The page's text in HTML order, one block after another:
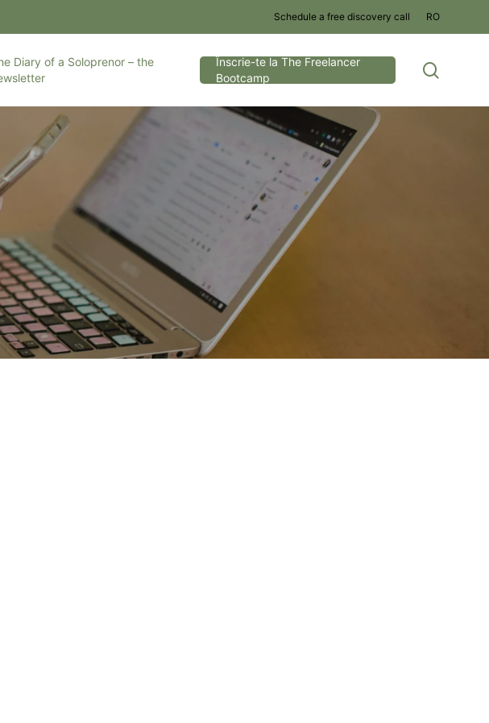
Schedule a free discovery call RO
Diary of a Soloprenor – the
Înscrie-te la The Freelancer
Bootcamp